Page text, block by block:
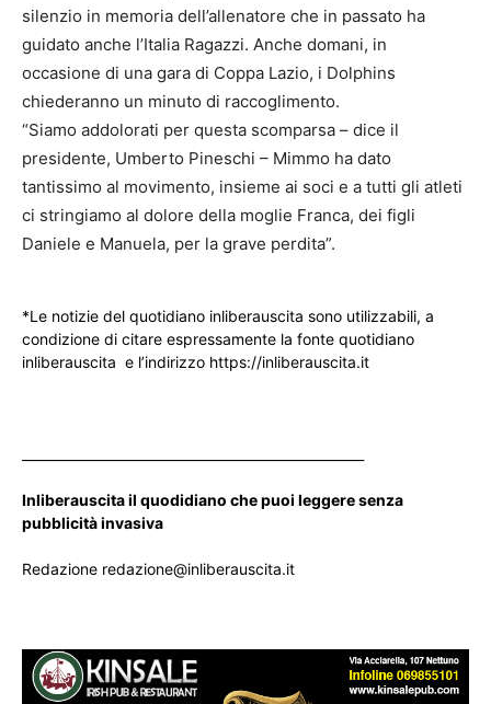
silenzio in memoria dell’allenatore che in passato ha
guidato anche l’Italia Ragazzi. Anche domani, in
occasione di una gara di Coppa Lazio, i Dolphins
chiederanno un minuto di raccoglimento.
“Siamo addolorati per questa scomparsa – dice il
presidente, Umberto Pineschi – Mimmo ha dato
tantissimo al movimento, insieme ai soci e a tutti gli atleti
ci stringiamo al dolore della moglie Franca, dei figli
Daniele e Manuela, per la grave perdita”.
*Le notizie del quotidiano inliberauscita sono utilizzabili, a
condizione di citare espressamente la fonte quotidiano
inliberauscita e l’indirizzo https://inliberauscita.it
Inliberauscita il quodidiano che puoi leggere senza
pubblicità invasiva
Redazione redazione@inliberauscita.it